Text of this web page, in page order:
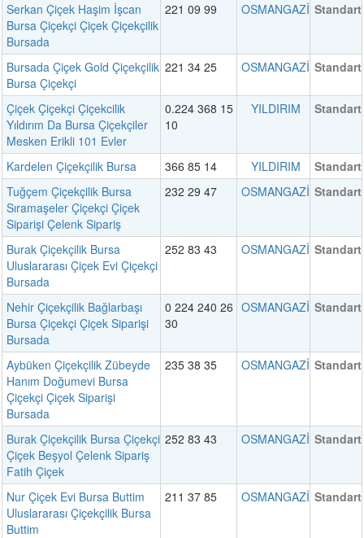
Serkan Çiçek Haşim İşcan
Bursa Çiçekçi Çiçek Çiçekçilik
Bursada
221 09 99 OSMANGAZİ Standart
Bursada Çiçek Gold Çiçekçilik
Bursa Çiçekçi
221 34 25 OSMANGAZİ Standart
Çiçek Çiçekçi Çiçekcilik
Yıldırım Da Bursa Çiçekçiler
Mesken Erikli 101 Evler
0.224 368 15
10
YILDIRIM Standart
Kardelen Çiçekçilik Bursa 366 85 14 YILDIRIM
Standart
Tuğçem Çiçekçilik Bursa
Sıramaşeler Çiçekçi Çiçek
Siparişi Çelenk Sipariş
232 29 47 OSMANGAZİ Standart
Burak Çiçekçilik Bursa
Uluslararası Çiçek Evi Çiçekçi
Bursada
252 83 43 OSMANGAZİ Standart
Nehir Çiçekçilik Bağlarbaşı
Bursa Çiçekçi Çiçek Siparişi
Bursada
0 224 240 26
30
OSMANGAZİ Standart
Aybüken Çiçekçilik Zübeyde
Hanım Doğumevi Bursa
Çiçekçi Çiçek Siparişi
Bursada
235 38 35 OSMANGAZİ Standart
Burak Çiçekçilik Bursa Çiçekçi
Çiçek Beşyol Çelenk Sipariş
Fatih Çiçek
252 83 43 OSMANGAZİ Standart
Nur Çiçek Evi Bursa Buttim
Uluslararası Çiçekçilik Bursa
Buttim
211 37 85 OSMANGAZİ Standart